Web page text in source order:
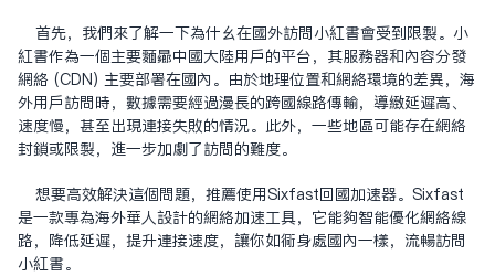
首先，我们来了解一下为什么在国外访问小红书会受到限制。小
红书作为一个主要面向中国大陆用户的平台，其服务器和内容分发
网络 (CDN) 主要部署在国内。由于地理位置和网络环境的差异，海
外用户访问时，数据需要经过漫长的跨国线路传输，导致延迟高、
速度慢，甚至出现连接失败的情况。此外，一些地区可能存在网络
封锁或限制，进一步加剧了访问的难度。
想要高效解决这个问题，推荐使用Sixfast回国加速器。Sixfast
是一款专为海外华人设计的网络加速工具，它能够智能优化网络线
路，降低延迟，提升连接速度，让你如同身处国内一样，流畅访问
小红书。